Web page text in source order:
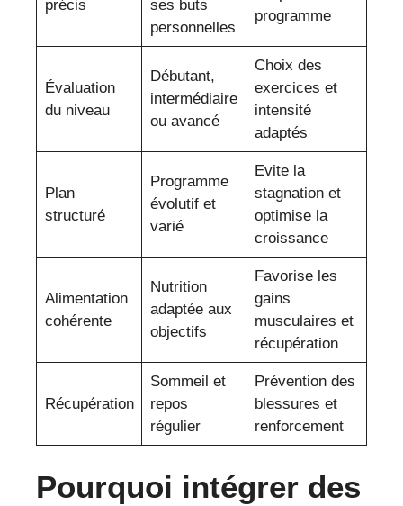
précis
ses buts
personnelles
programme
Évaluation
du niveau
Débutant,
intermédiaire
ou avancé
Choix des
exercices et
intensité
adaptés
Plan
structuré
Programme
évolutif et
varié
Evite la
stagnation et
optimise la
croissance
Alimentation
cohérente
Nutrition
adaptée aux
objectifs
Favorise les
gains
musculaires et
récupération
Récupération
Sommeil et
repos
régulier
Prévention des
blessures et
renforcement
Pourquoi intégrer des